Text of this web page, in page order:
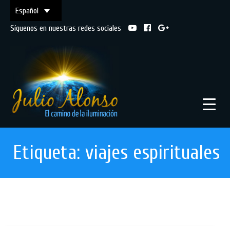
Español
Síguenos en nuestras redes sociales
Etiqueta: viajes espirituales